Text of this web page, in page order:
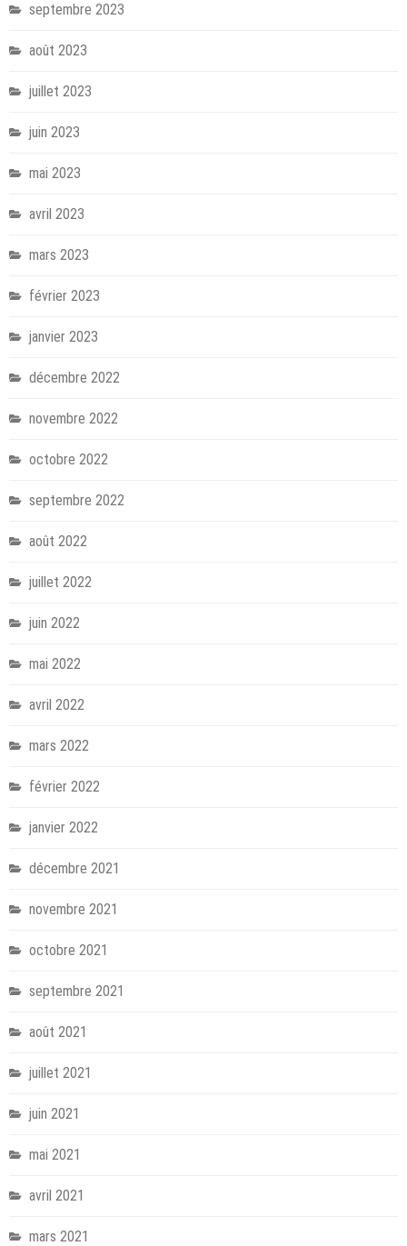
septembre 2023
août 2023
juillet 2023
juin 2023
mai 2023
avril 2023
mars 2023
février 2023
janvier 2023
décembre 2022
novembre 2022
octobre 2022
septembre 2022
août 2022
juillet 2022
juin 2022
mai 2022
avril 2022
mars 2022
février 2022
janvier 2022
décembre 2021
novembre 2021
octobre 2021
septembre 2021
août 2021
juillet 2021
juin 2021
mai 2021
avril 2021
mars 2021